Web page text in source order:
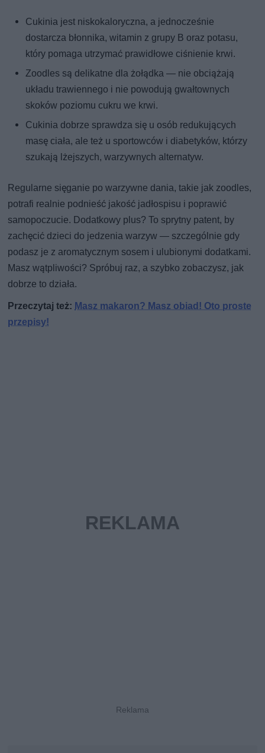
Cukinia jest niskokaloryczna, a jednocześnie
dostarcza błonnika, witamin z grupy B oraz potasu,
który pomaga utrzymać prawidłowe ciśnienie krwi.
Zoodles są delikatne dla żołądka — nie obciążają
układu trawiennego i nie powodują gwałtownych
skoków poziomu cukru we krwi.
Cukinia dobrze sprawdza się u osób redukujących
masę ciała, ale też u sportowców i diabetyków, którzy
szukają lżejszych, warzywnych alternatyw.
Regularne sięganie po warzywne dania, takie jak zoodles,
potrafi realnie podnieść jakość jadłospisu i poprawić
samopoczucie. Dodatkowy plus? To sprytny patent, by
zachęcić dzieci do jedzenia warzyw — szczególnie gdy
podasz je z aromatycznym sosem i ulubionymi dodatkami.
Masz wątpliwości? Spróbuj raz, a szybko zobaczysz, jak
dobrze to działa.
Przeczytaj też: Masz makaron? Masz obiad! Oto proste
przepisy!